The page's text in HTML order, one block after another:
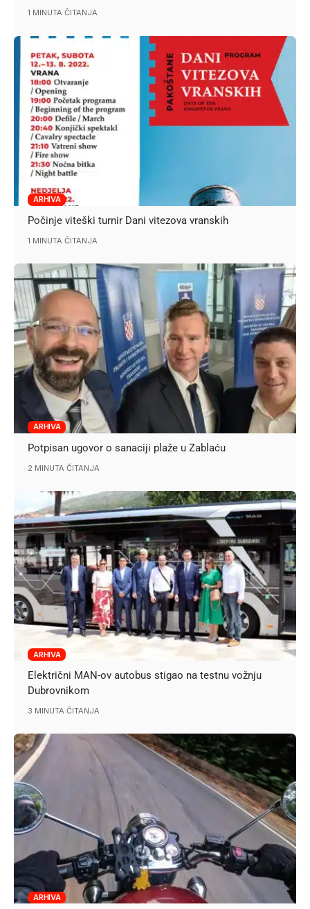
1 MINUTA ČITANJA
ARHIVA
Počinje viteški turnir Dani vitezova vranskih
1 MINUTA ČITANJA
ARHIVA
Potpisan ugovor o sanaciji plaže u Zablaću
2 MINUTA ČITANJA
ARHIVA
Električni MAN-ov autobus stigao na testnu vožnju
Dubrovnikom
3 MINUTA ČITANJA
ARHIVA